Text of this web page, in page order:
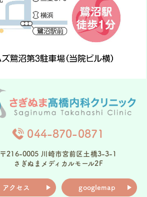
044-870-0871
〒216-0005 川崎市宮前区土橋3-3-1
さぎぬまメディカルモール2F
アクセス googlemap